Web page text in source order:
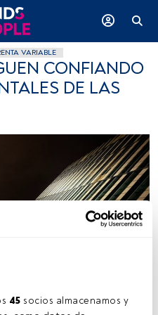
45 socios almacenamos y
VARIABLE
CONFIANDO
DE LAS